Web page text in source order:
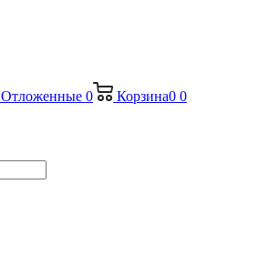
Отложенные 0 Корзина0 0